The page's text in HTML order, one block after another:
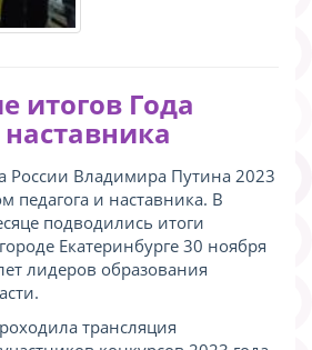
итогов Года
России Владимира Путина 2023
педагога и наставника. В
подводились итоги
Екатеринбурге 30 ноября
лидеров образования
трансляция